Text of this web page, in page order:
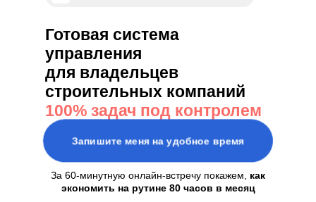
Готовая система
управления
для владельцев
строительных компаний
100% задач под контролем
Запишите меня на удобное время
За 60-минутную онлайн-встречу покажем, как
экономить на рутине 80 часов в месяц